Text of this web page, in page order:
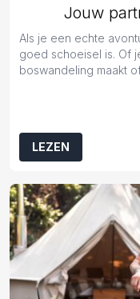
Jouw
Als je een echte
goed schoeisel is. Of
boswandeling maakt
LEZEN